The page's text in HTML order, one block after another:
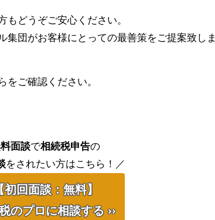
どうぞご安心ください。
団がお客様にとっての最善策をご提案致しま
ご確認ください。
面談で相続税申告の
をされたい方はこちら！／
初回面談：無料】
のプロに相談する ››